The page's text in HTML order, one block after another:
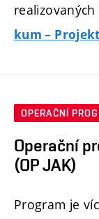
kum –
OPERAČNÍ
Operační
(OP JAK)
Program je